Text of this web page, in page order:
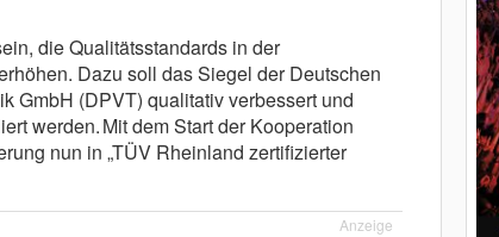
die Qualitätsstandards in der
Dazu soll das Siegel der Deutschen
GmbH (DPVT) qualitativ verbessert und
werden. Mit dem Start der Kooperation
nun in „TÜV Rheinland zertifizierter
Anzeige